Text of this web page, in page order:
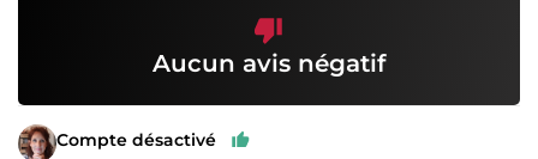
Aucun avis négatif
Compte désactivé